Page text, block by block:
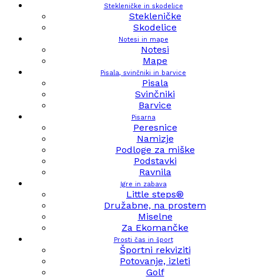
Stekleničke in skodelice
Stekleničke
Skodelice
Notesi in mape
Notesi
Mape
Pisala, svinčniki in barvice
Pisala
Svinčniki
Barvice
Pisarna
Peresnice
Namizje
Podloge za miške
Podstavki
Ravnila
Igre in zabava
Little steps®
Družabne, na prostem
Miselne
Za Ekomančke
Prosti čas in šport
Športni rekviziti
Potovanje, izleti
Golf